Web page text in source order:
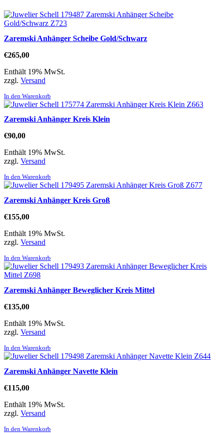
Zaremski Anhänger Scheibe Gold/Schwarz
€265,00
Enthält 19% MwSt.
zzgl. Versand
In den Warenkorb
Zaremski Anhänger Kreis Klein
€90,00
Enthält 19% MwSt.
zzgl. Versand
In den Warenkorb
Zaremski Anhänger Kreis Groß
€155,00
Enthält 19% MwSt.
zzgl. Versand
In den Warenkorb
Zaremski Anhänger Beweglicher Kreis Mittel
€135,00
Enthält 19% MwSt.
zzgl. Versand
In den Warenkorb
Zaremski Anhänger Navette Klein
€115,00
Enthält 19% MwSt.
zzgl. Versand
In den Warenkorb